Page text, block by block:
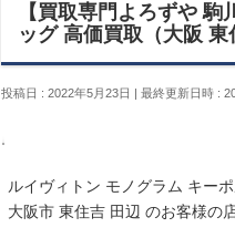
【買取専門よろずや
ッグ 高価買取（大阪 東
投稿日 : 2022年5月23日 最終更新日時 :
ルイヴィトン モノグラム キー
大阪市 東住吉 田辺 のお客様の